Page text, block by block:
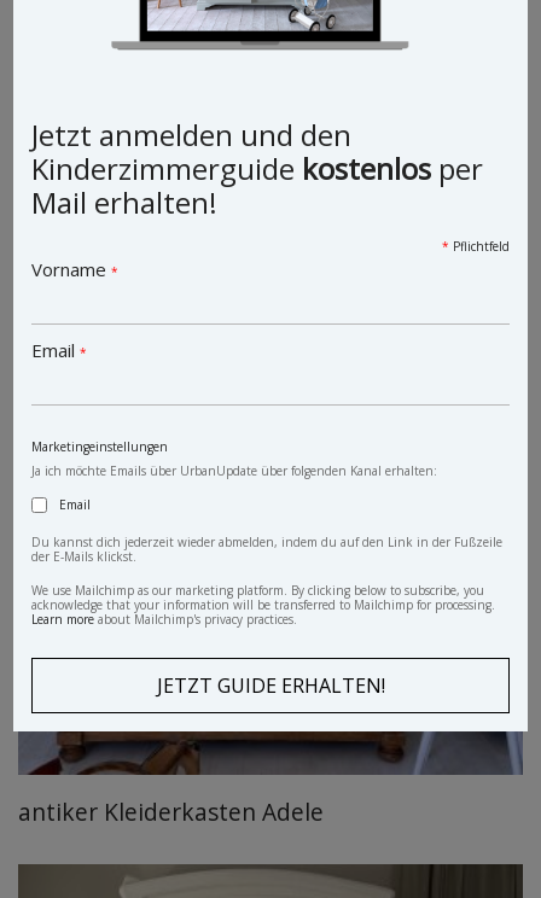
Vintage Schrank Dino
antiker Kleiderkasten Adele
Jetzt anmelden und den
Kinderzimmerguide kostenlos per
Mail erhalten!
* Pflichtfeld
Vorname*
Email*
Marketingeinstellungen
Ja ich möchte Emails über UrbanUpdate über folgenden Kanal erhalten:
Email
Du kannst dich jederzeit wieder abmelden, indem du auf den Link in der Fußzeile
der E-Mails klickst.
We use Mailchimp as our marketing platform. By clicking below to subscribe, you
acknowledge that your information will be transferred to Mailchimp for processing.
Learn more about Mailchimp's privacy practices.